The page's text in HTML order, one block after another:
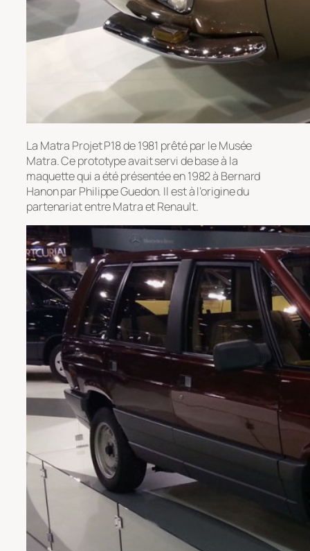
La Matra Projet P18 de 1981 prêté par le Musée
Matra. Ce prototype avait servi de base à la
maquette qui a été présentée en 1982 à Bernard
Hanon par Philippe Guedon. Il est à l’origine du
partenariat entre Matra et Renault.